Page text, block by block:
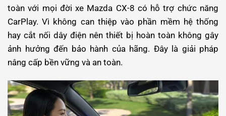
toàn với mọi đời xe Mazda CX-8 có hỗ trợ chức năng
CarPlay. Vì không can thiệp vào phần mềm hệ thống
hay cắt nối dây điện nên thiết bị hoàn toàn không gây
ảnh hưởng đến bảo hành của hãng. Đây là giải pháp
nâng cấp bền vững và an toàn.